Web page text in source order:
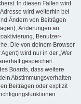
In diesen Fällen wird
wird weiterhin bei
Ändern von Beiträgen
Änderungen an
Benutzer-
Die von deinem Browser
wird nur in der „Wer
gespeichert.
Boards, dass weitere
Abstimmungsverhalten
Beiträgen oder explizit